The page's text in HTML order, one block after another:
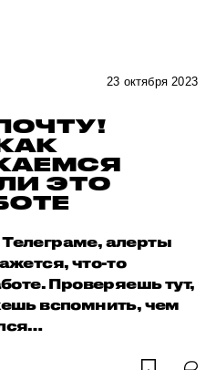
23 октября 2023
ЭТО
алерты
что-то
Проверяешь тут,
вспомнить, чем